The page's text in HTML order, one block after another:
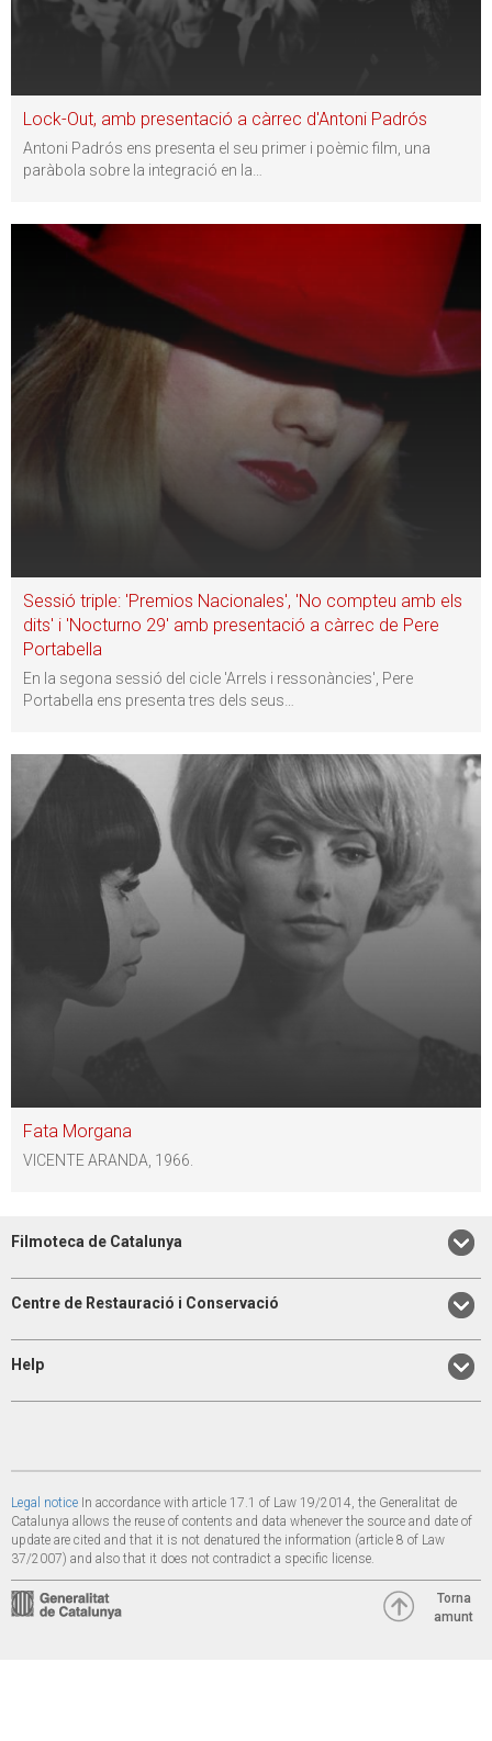
Lock-Out, amb presentació a càrrec d'Antoni Padrós
Antoni Padrós ens presenta el seu primer i poèmic film, una
paràbola sobre la integració en la
Sessió triple: 'Premios Nacionales', 'No compteu amb els
dits' i 'Nocturno 29' amb presentació a càrrec de Pere
Portabella
En la segona sessió del cicle 'Arrels i ressonàncies', Pere
Portabella ens presenta tres dels seus
Fata Morgana
VICENTE ARANDA, 1966.
Filmoteca de Catalunya
Centre de Restauració i Conservació
Help
Legal notice In accordance with article 17.1 of Law 19/2014, the Generalitat de
Catalunya allows the reuse of contents and data whenever the source and date of
update are cited and that it is not denatured the information (article 8 of Law
37/2007) and also that it does not contradict a specific license.
Torna
amunt